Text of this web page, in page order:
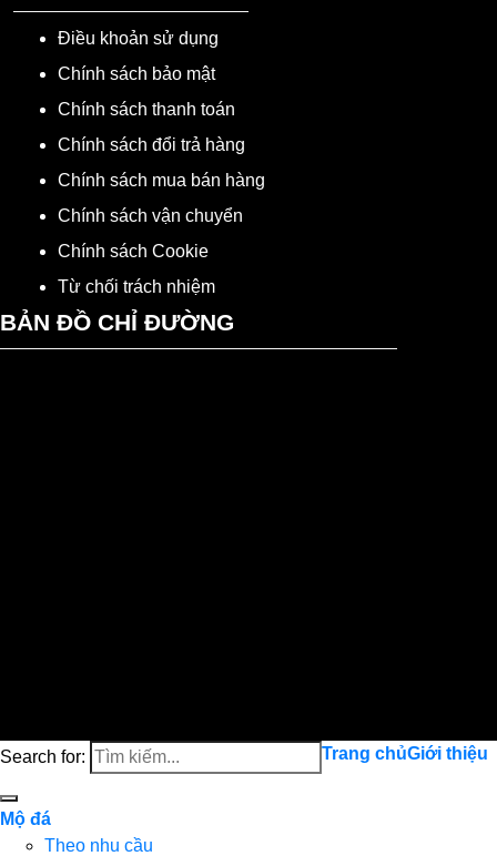
Điều khoản sử dụng
Chính sách bảo mật
Chính sách thanh toán
Chính sách đổi trả hàng
Chính sách mua bán hàng
Chính sách vận chuyển
Chính sách Cookie
Từ chối trách nhiệm
BẢN ĐỒ CHỈ ĐƯỜNG
Search for: Trang chủGiới thiệu
Mộ đá
Theo nhu cầu